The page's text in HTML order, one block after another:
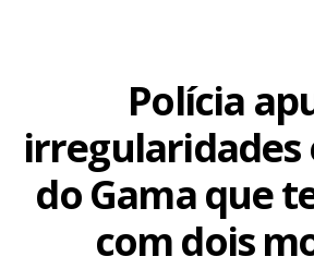
Polícia
irregularidades
do Gama que
com dois